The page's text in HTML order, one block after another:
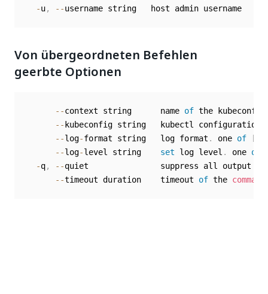
-u, --
Von übergeordneten Befehlen
geerbte Optionen
--context string      name of the
-- kubeconfig string   kubectl configuration
--log-format string   log format . one of
--log-level string set log level . one of
-q, --quiet               suppress all output
--timeout duration    timeout of the command